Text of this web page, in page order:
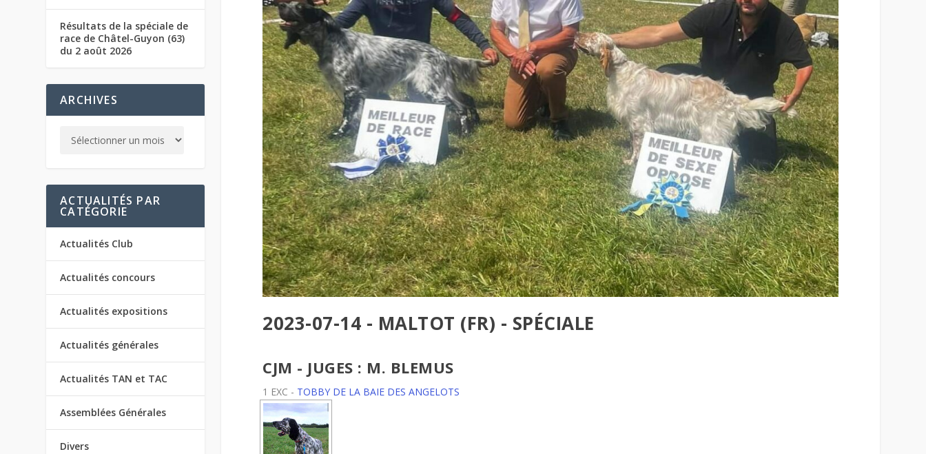
2023-07-14 - MALTOT (FR) - SPÉCIALE
CJM - JUGES : M. BLEMUS
1 EXC - TOBBY DE LA BAIE DES ANGELOTS
Résultats de la spéciale de
race de Châtel-Guyon (63)
du 2 août 2026
ARCHIVES
ACTUALITÉS PAR
CATÉGORIE
Actualités Club
Actualités concours
Actualités expositions
Actualités générales
Actualités TAN et TAC
Assemblées Générales
Divers